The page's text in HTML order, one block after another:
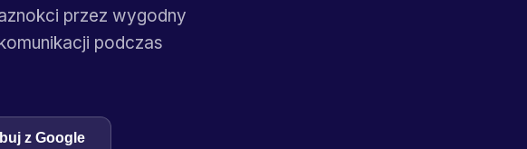
przez wygodny
podczas
z Google